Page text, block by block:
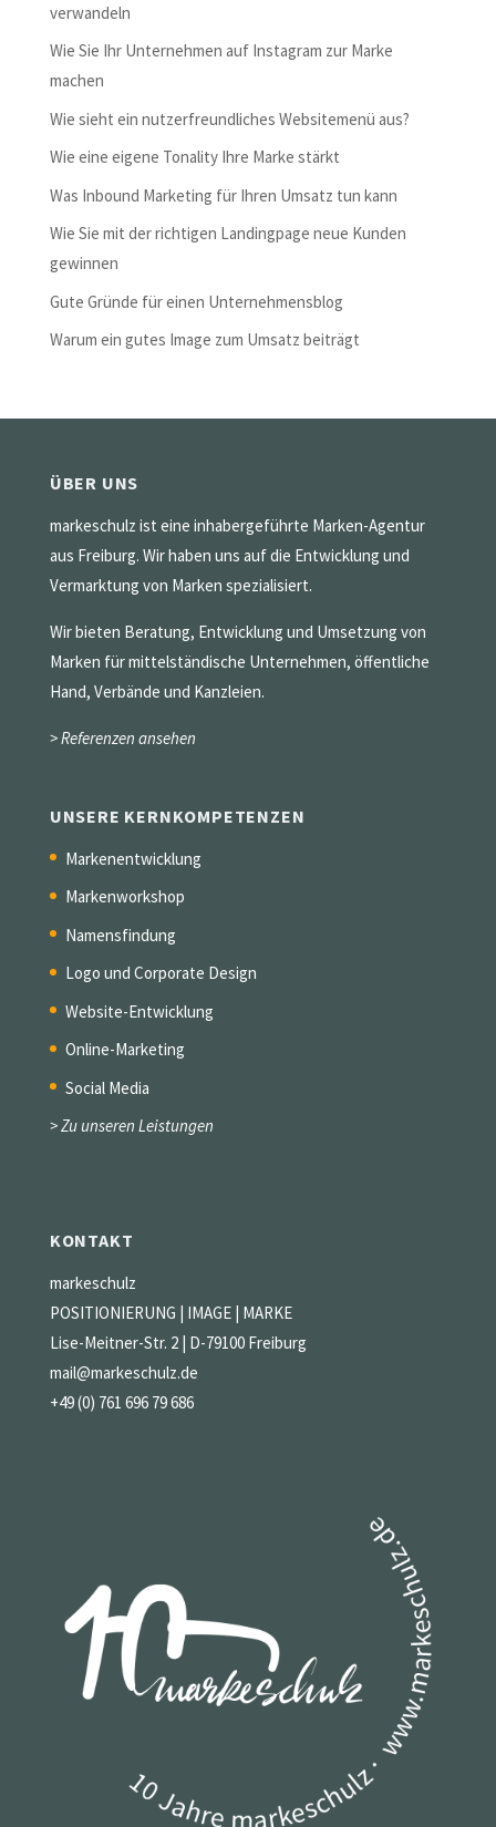
verwandeln
Wie Sie Ihr Unternehmen auf Instagram zur Marke
machen
Wie sieht ein nutzerfreundliches Websitemenü aus?
Wie eine eigene Tonality Ihre Marke stärkt
Was Inbound Marketing für Ihren Umsatz tun kann
Wie Sie mit der richtigen Landingpage neue Kunden
gewinnen
Gute Gründe für einen Unternehmensblog
Warum ein gutes Image zum Umsatz beiträgt
ÜBER UNS
markeschulz ist eine inhabergeführte Marken-Agentur
aus Freiburg. Wir haben uns auf die Entwicklung und
Vermarktung von Marken spezialisiert.
Wir bieten Beratung, Entwicklung und Umsetzung von
Marken für mittelständische Unternehmen, öffentliche
Hand, Verbände und Kanzleien.
> Referenzen ansehen
UNSERE KERNKOMPETENZEN
Markenentwicklung
Markenworkshop
Namensfindung
Logo und Corporate Design
Website-Entwicklung
Online-Marketing
Social Media
> Zu unseren Leistungen
KONTAKT
markeschulz
POSITIONIERUNG | IMAGE | MARKE
Lise-Meitner-Str. 2 | D-79100 Freiburg
mail@markeschulz.de
+49 (0) 761 696 79 686